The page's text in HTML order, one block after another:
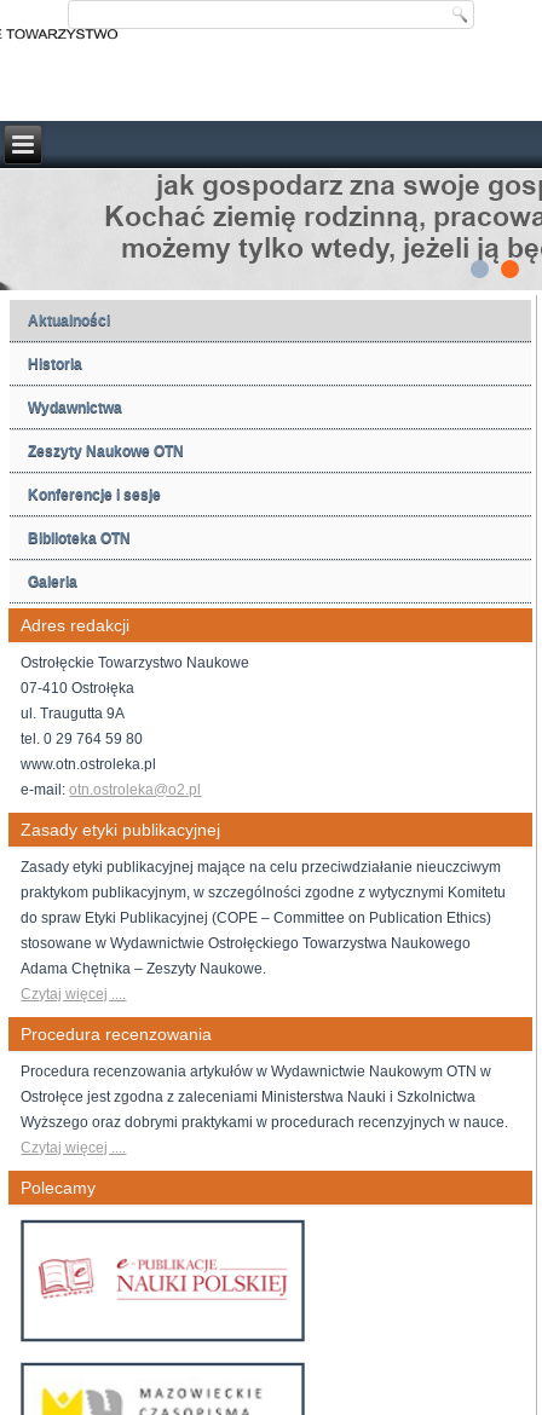
Aktualności
Historia
Wydawnictwa
Zeszyty Naukowe OTN
Konferencje i sesje
Biblioteka OTN
Galeria
Adres redakcji
Ostrołęckie Towarzystwo Naukowe
07-410 Ostrołęka
ul. Traugutta 9A
tel. 0 29 764 59 80
www.otn.ostroleka.pl
e-mail:otn.ostroleka@o2.pl
Zasady etyki publikacyjnej
Zasady etyki publikacyjnej mające na celu przeciwdziałanie nieuczciwym
praktykom publikacyjnym, w szczególności zgodne z wytycznymi Komitetu
do spraw Etyki Publikacyjnej (COPE – Committee on Publication Ethics)
stosowane w Wydawnictwie Ostrołęckiego Towarzystwa Naukowego
Adama Chętnika – Zeszyty Naukowe.
Czytaj więcej ....
Procedura recenzowania
Procedura recenzowania artykułów w Wydawnictwie Naukowym OTN w
Ostrołęce jest zgodna z zaleceniami Ministerstwa Nauki i Szkolnictwa
Wyższego oraz dobrymi praktykami w procedurach recenzyjnych w nauce.
Czytaj więcej ....
Polecamy